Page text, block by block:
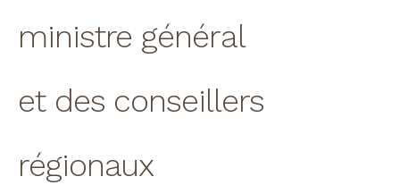
ministre général
et des conseillers
régionaux